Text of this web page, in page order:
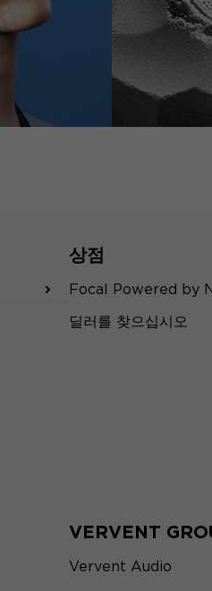
상점
Focal Powered by
딜러를 찾으십시오
VERVENT
Vervent Audio